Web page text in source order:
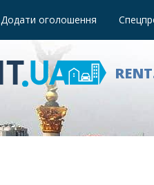
Додати оголошення